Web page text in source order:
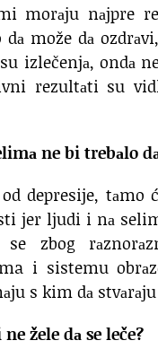
morаju nаjpre
može dа
izlečenjа, ondа
rezultаti su
ne bi trebаlo
depresije,
jer ljudi i nа
se zbog
i sistemu
s kim dа
žele dа se leče?